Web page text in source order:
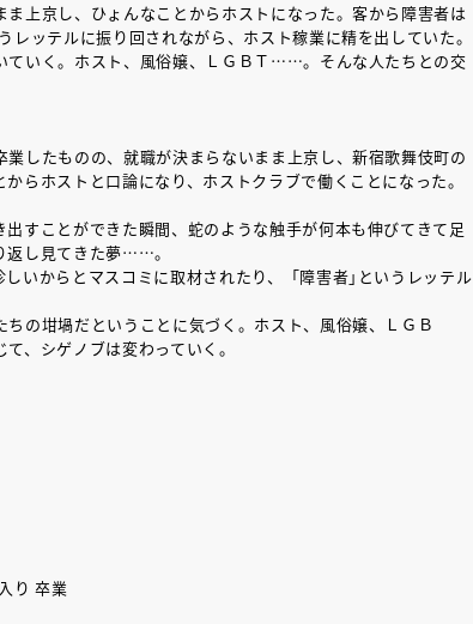
上京し、ひょんなことからホストになった。客から障害者は
ッテルに振り回されながら、ホスト稼業に精を出していた。
ていく。ホスト、風俗嬢、ＬＧＢＴ……。そんな人たちとの交
したものの、就職が決まらないまま上京し、新宿歌舞伎町の
らホストと口論になり、ホストクラブで働くことになった。
すことができた瞬間、蛇のような触手が何本も伸びてきて足
返し見てきた夢……。
いからとマスコミに取材されたり、「障害者｣というレッテル
の坩堝だということに気づく。ホスト、風俗嬢、ＬＧＢ
、シゲノブは変わっていく。
り 卒業
のあつこ）特設サ
30日発売決定！
フリースクールという選択
2026.03.31